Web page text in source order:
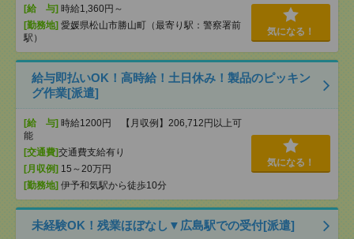
[給 与] 時給1,360円～
[勤務地] 愛媛県松山市勝山町（最寄り駅：警察署前
駅）
気になる！
給与即払いOK！高時給！土日休み！製品のピッキン
グ作業[派遣]
[給 与] 時給1200円 【月収例】206,712円以上可
能
[交通費]交通費支給有り
[月収例] 15～20万円
[勤務地] 伊予和気駅から徒歩10分
気になる！
未経験OK！残業ほぼなし▼広島駅での受付[派遣]